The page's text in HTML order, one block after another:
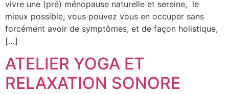
vivre une (pré) ménopause naturelle et sereine, le
mieux possible, vous pouvez vous en occuper sans
forcément avoir de symptômes, et de façon holistique,
[…]
ATELIER YOGA ET
RELAXATION SONORE